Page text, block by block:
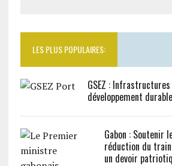
LES PLUS POPULAIRES:
GSEZ :
développement
Gabon : Soutenir
réduction du
un devoir